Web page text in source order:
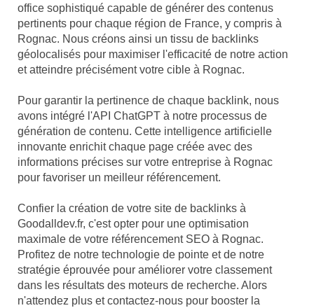
office sophistiqué capable de générer des contenus
pertinents pour chaque région de France, y compris à
Rognac. Nous créons ainsi un tissu de backlinks
géolocalisés pour maximiser l'efficacité de notre action
et atteindre précisément votre cible à Rognac.
Pour garantir la pertinence de chaque backlink, nous
avons intégré l'API ChatGPT à notre processus de
génération de contenu. Cette intelligence artificielle
innovante enrichit chaque page créée avec des
informations précises sur votre entreprise à Rognac
pour favoriser un meilleur référencement.
Confier la création de votre site de backlinks à
Goodalldev.fr, c'est opter pour une optimisation
maximale de votre référencement SEO à Rognac.
Profitez de notre technologie de pointe et de notre
stratégie éprouvée pour améliorer votre classement
dans les résultats des moteurs de recherche. Alors
n'attendez plus et contactez-nous pour booster la